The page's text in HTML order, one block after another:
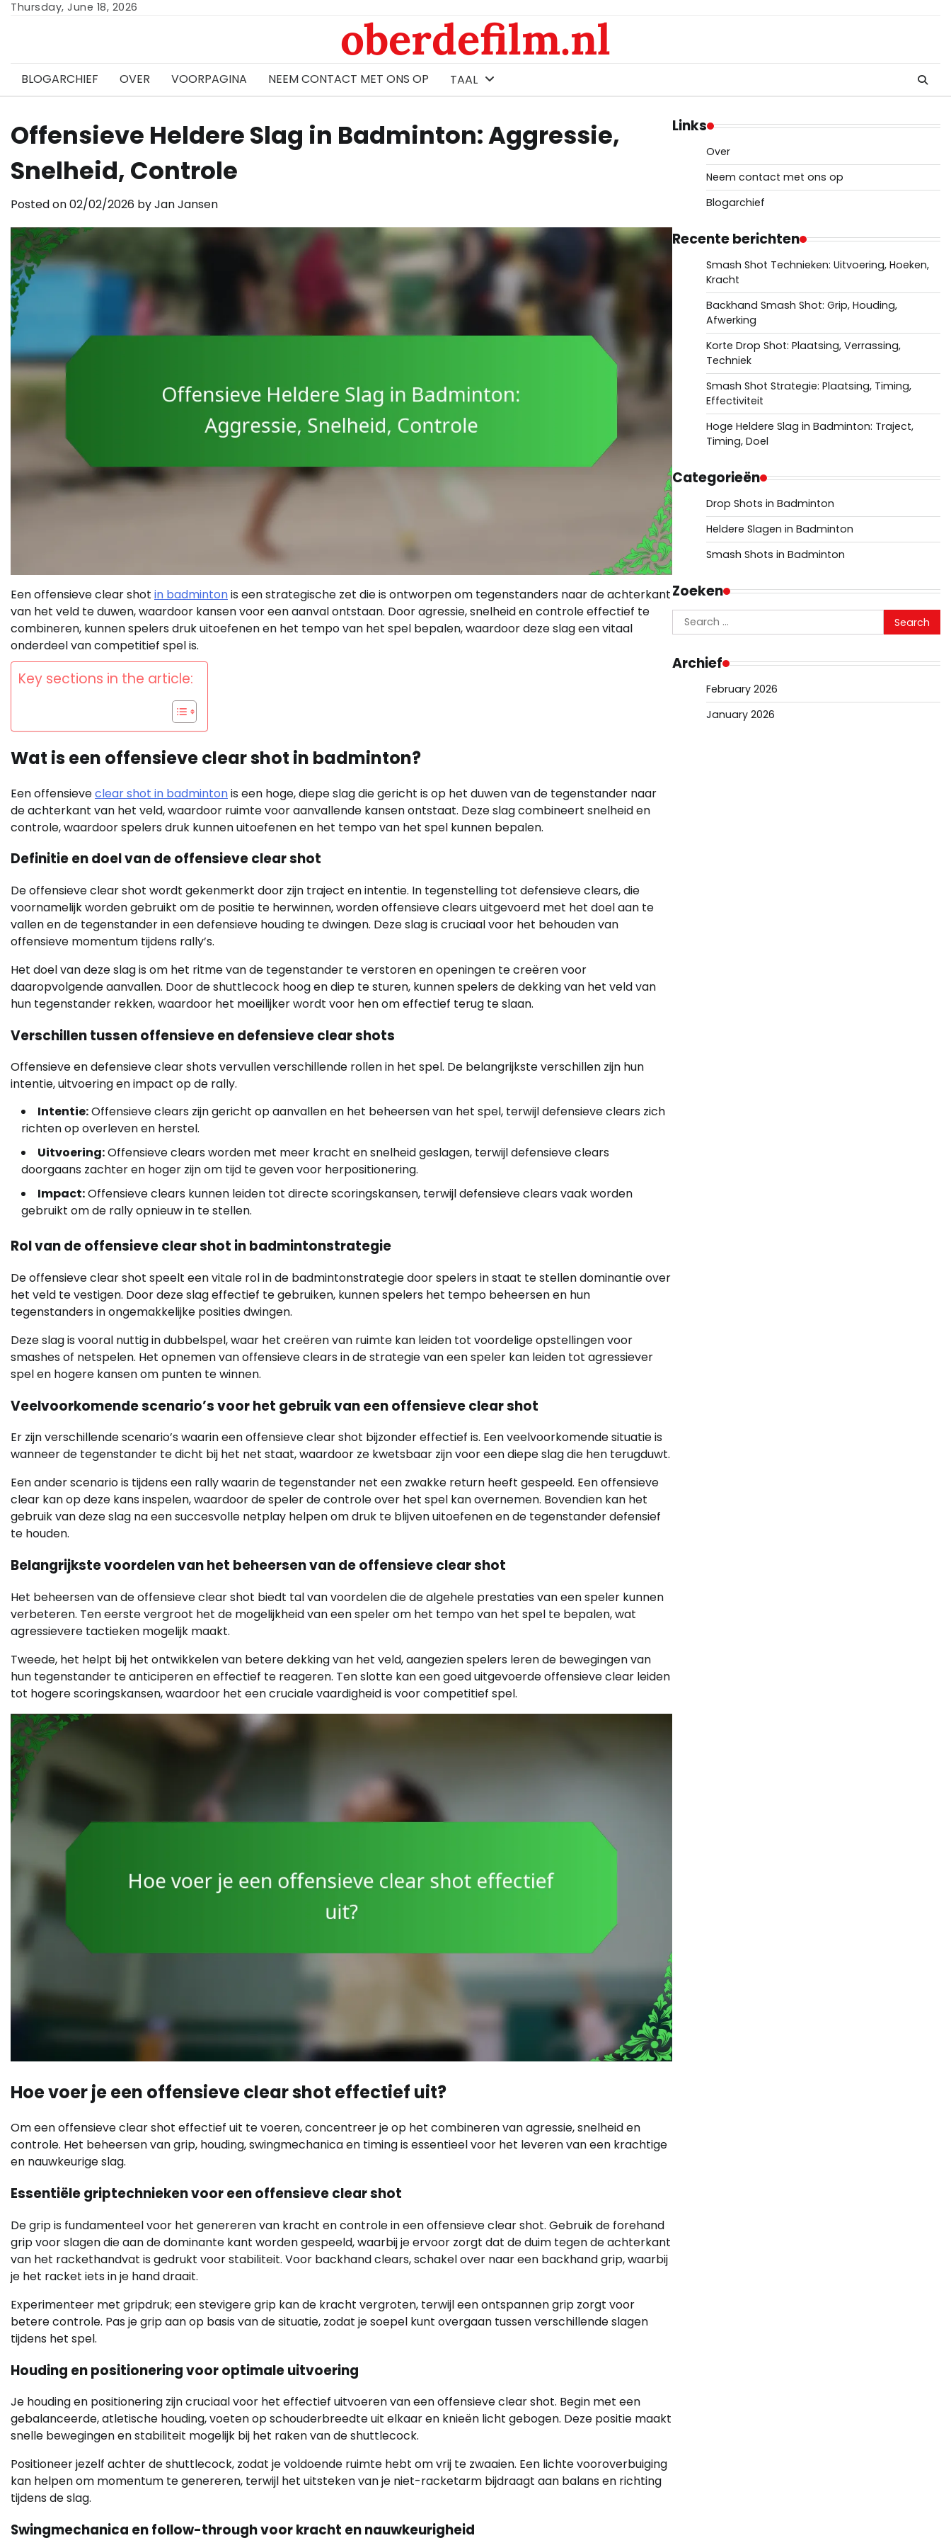
SkipThursday, June 18, 2026
oberdefilm.nl
BLOGARCHIEF OVER VOORPAGINA NEEM CONTACT MET ONS OP TAAL
Offensieve Heldere Slag in Badminton: Aggressie,
Snelheid, Controle
Posted on02/02/2026 byJan Jansen
Een offensieve clear shot in badmintonis een strategische zet die is ontworpen om tegenstanders naar de achterkant
van het veld te duwen, waardoor kansen voor een aanval ontstaan. Door agressie, snelheid en controle effectief te
combineren, kunnen spelers druk uitoefenen en het tempo van het spel bepalen, waardoor deze slag een vitaal
onderdeel van competitief spel is.
Key sections in the article:
Wat is een offensieve clear shot in badminton?
Een offensieveclear shot in badmintonis een hoge, diepe slag die gericht is op het duwen van de tegenstander naar
de achterkant van het veld, waardoor ruimte voor aanvallende kansen ontstaat. Deze slag combineert snelheid en
controle, waardoor spelers druk kunnen uitoefenen en het tempo van het spel kunnen bepalen.
Definitie en doel van de offensieve clear shot
De offensieve clear shot wordt gekenmerkt door zijn traject en intentie. In tegenstelling tot defensieve clears, die
voornamelijk worden gebruikt om de positie te herwinnen, worden offensieve clears uitgevoerd met het doel aan te
vallen en de tegenstander in een defensieve houding te dwingen. Deze slag is cruciaal voor het behouden van
offensieve momentum tijdens rally’s.
Het doel van deze slag is om het ritme van de tegenstander te verstoren en openingen te creëren voor
daaropvolgende aanvallen. Door de shuttlecock hoog en diep te sturen, kunnen spelers de dekking van het veld van
hun tegenstander rekken, waardoor het moeilijker wordt voor hen om effectief terug te slaan.
Verschillen tussen offensieve en defensieve clear shots
Offensieve en defensieve clear shots vervullen verschillende rollen in het spel. De belangrijkste verschillen zijn hun
intentie, uitvoering en impact op de rally.
Intentie:Offensieve clears zijn gericht op aanvallen en het beheersen van het spel, terwijl defensieve clears zich
richten op overleven en herstel.
Uitvoering:Offensieve clears worden met meer kracht en snelheid geslagen, terwijl defensieve clears
doorgaans zachter en hoger zijn om tijd te geven voor herpositionering.
Impact:Offensieve clears kunnen leiden tot directe scoringskansen, terwijl defensieve clears vaak worden
gebruikt om de rally opnieuw in te stellen.
Rol van de offensieve clear shot in badmintonstrategie
De offensieve clear shot speelt een vitale rol in de badmintonstrategie door spelers in staat te stellen dominantie over
het veld te vestigen. Door deze slag effectief te gebruiken, kunnen spelers het tempo beheersen en hun
tegenstanders in ongemakkelijke posities dwingen.
Deze slag is vooral nuttig in dubbelspel, waar het creëren van ruimte kan leiden tot voordelige opstellingen voor
smashes of netspelen. Het opnemen van offensieve clears in de strategie van een speler kan leiden tot agressiever
spel en hogere kansen om punten te winnen.
Veelvoorkomende scenario’s voor het gebruik van een offensieve clear shot
Er zijn verschillende scenario’s waarin een offensieve clear shot bijzonder effectief is. Een veelvoorkomende situatie is
wanneer de tegenstander te dicht bij het net staat, waardoor ze kwetsbaar zijn voor een diepe slag die hen terugduwt.
Een ander scenario is tijdens een rally waarin de tegenstander net een zwakke return heeft gespeeld. Een offensieve
clear kan op deze kans inspelen, waardoor de speler de controle over het spel kan overnemen. Bovendien kan het
gebruik van deze slag na een succesvolle netplay helpen om druk te blijven uitoefenen en de tegenstander defensief
te houden.
Belangrijkste voordelen van het beheersen van de offensieve clear shot
Het beheersen van de offensieve clear shot biedt tal van voordelen die de algehele prestaties van een speler kunnen
verbeteren. Ten eerste vergroot het de mogelijkheid van een speler om het tempo van het spel te bepalen, wat
agressievere tactieken mogelijk maakt.
Tweede, het helpt bij het ontwikkelen van betere dekking van het veld, aangezien spelers leren de bewegingen van
hun tegenstander te anticiperen en effectief te reageren. Ten slotte kan een goed uitgevoerde offensieve clear leiden
tot hogere scoringskansen, waardoor het een cruciale vaardigheid is voor competitief spel.
Hoe voer je een offensieve clear shot effectief uit?
Om een offensieve clear shot effectief uit te voeren, concentreer je op het combineren van agressie, snelheid en
controle. Het beheersen van grip, houding, swingmechanica en timing is essentieel voor het leveren van een krachtige
en nauwkeurige slag.
Essentiële griptechnieken voor een offensieve clear shot
De grip is fundamenteel voor het genereren van kracht en controle in een offensieve clear shot. Gebruik de forehand
grip voor slagen die aan de dominante kant worden gespeeld, waarbij je ervoor zorgt dat de duim tegen de achterkant
van het rackethandvat is gedrukt voor stabiliteit. Voor backhand clears, schakel over naar een backhand grip, waarbij
je het racket iets in je hand draait.
Experimenteer met gripdruk; een stevigere grip kan de kracht vergroten, terwijl een ontspannen grip zorgt voor
betere controle. Pas je grip aan op basis van de situatie, zodat je soepel kunt overgaan tussen verschillende slagen
tijdens het spel.
Houding en positionering voor optimale uitvoering
Je houding en positionering zijn cruciaal voor het effectief uitvoeren van een offensieve clear shot. Begin met een
gebalanceerde, atletische houding, voeten op schouderbreedte uit elkaar en knieën licht gebogen. Deze positie maakt
snelle bewegingen en stabiliteit mogelijk bij het raken van de shuttlecock.
Positioneer jezelf achter de shuttlecock, zodat je voldoende ruimte hebt om vrij te zwaaien. Een lichte vooroverbuiging
kan helpen om momentum te genereren, terwijl het uitsteken van je niet-racketarm bijdraagt aan balans en richting
tijdens de slag.
Swingmechanica en follow-through voor kracht en nauwkeurigheid
Links
Over
Neem contact met ons op
Blogarchief
Recente berichten
Smash Shot Technieken: Uitvoering, Hoeken,
Kracht
Backhand Smash Shot: Grip, Houding,
Afwerking
Korte Drop Shot: Plaatsing, Verrassing,
Techniek
Smash Shot Strategie: Plaatsing, Timing,
Effectiviteit
Hoge Heldere Slag in Badminton: Traject,
Timing, Doel
Categorieën
Drop Shots in Badminton
Heldere Slagen in Badminton
Smash Shots in Badminton
Zoeken
Search
for:
Archief
February 2026
January 2026